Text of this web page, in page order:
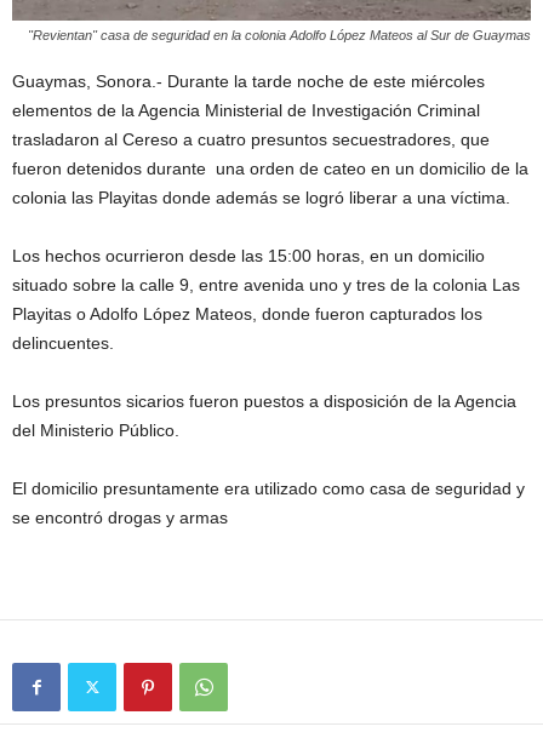
"Revientan" casa de seguridad en la colonia Adolfo López Mateos al Sur de Guaymas
Guaymas, Sonora.- Durante la tarde noche de este miércoles
elementos de la Agencia Ministerial de Investigación Criminal
trasladaron al Cereso a cuatro presuntos secuestradores, que
fueron detenidos durante una orden de cateo en un domicilio de la
colonia las Playitas donde además se logró liberar a una víctima.
Los hechos ocurrieron desde las 15:00 horas, en un domicilio
situado sobre la calle 9, entre avenida uno y tres de la colonia Las
Playitas o Adolfo López Mateos, donde fueron capturados los
delincuentes.
Los presuntos sicarios fueron puestos a disposición de la Agencia
del Ministerio Público.
El domicilio presuntamente era utilizado como casa de seguridad y
se encontró drogas y armas